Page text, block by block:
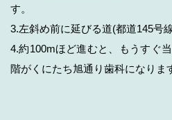
す。
3.左斜め前に延びる道(都道145号
4.約100mほど進むと、もうすぐ
階がくにたち旭通り歯科になりま